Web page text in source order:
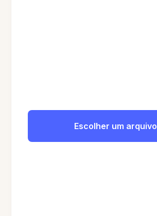
Escolher um arquivo